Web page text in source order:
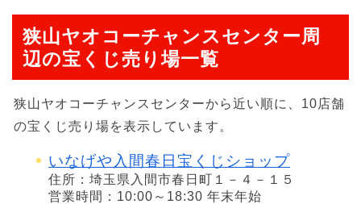
狭山ヤオコーチャンスセンター周
辺の宝くじ売り場一覧
狭山ヤオコーチャンスセンターから近い順に、10店舗
の宝くじ売り場を表示しています。
いなげや入間春日宝くじショップ
住所：埼玉県入間市春日町１－４－１５
営業時間：10:00～18:30 年末年始